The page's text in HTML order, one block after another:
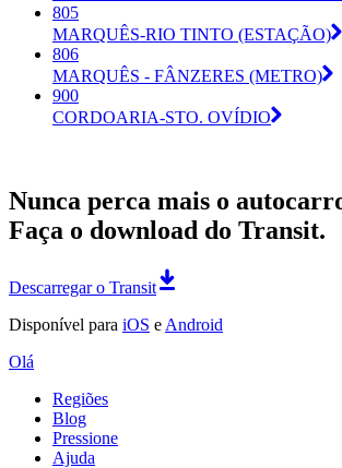
805
MARQUÊS-RIO TINTO (ESTAÇÃO)
806
MARQUÊS - FÂNZERES (METRO)
900
CORDOARIA-STO. OVÍDIO
Nunca perca mais o
Faça o download do Transit.
Descarregar o Transit
Disponível para iOS e Android
Olá
Regiões
Blog
Pressione
Ajuda